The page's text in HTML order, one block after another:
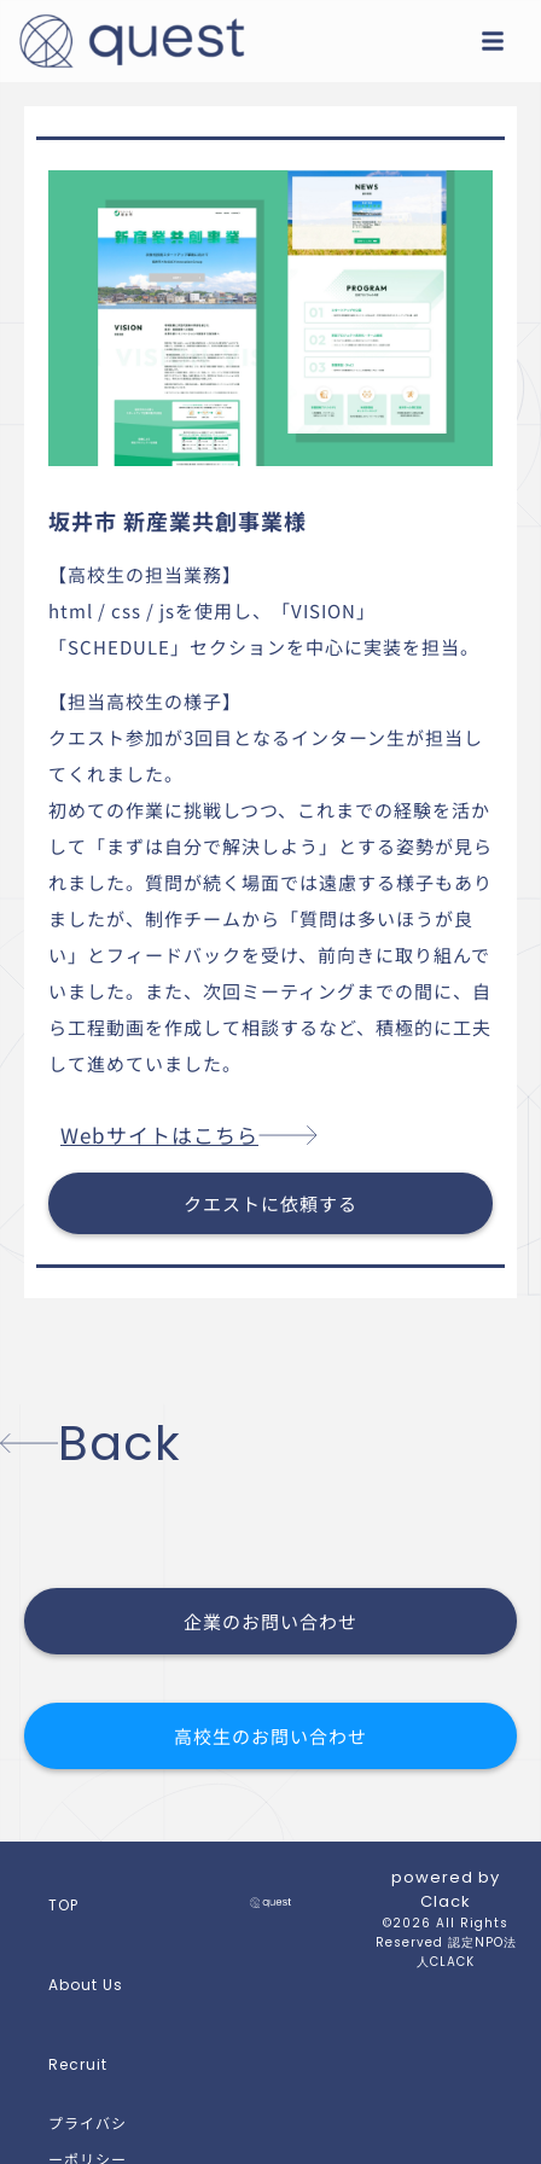
坂井市 新産業共創事業様
【高校生の担当業務】
html / css / jsを使用し、「VISION」
「SCHEDULE」セクションを中心に実装を担当。
【担当高校生の様子】
クエスト参加が3回目となるインターン生が担当し
てくれました。
初めての作業に挑戦しつつ、これまでの経験を活か
して「まずは自分で解決しよう」とする姿勢が見ら
れました。質問が続く場面では遠慮する様子もあり
ましたが、制作チームから「質問は多いほうが良
い」とフィードバックを受け、前向きに取り組んで
いました。また、次回ミーティングまでの間に、自
ら工程動画を作成して相談するなど、積極的に工夫
して進めていました。
Webサイトはこちら
クエストに依頼する
Back
企業のお問い合わせ
高校生のお問い合わせ
TOP
About Us
Recruit
プライバシ
ーポリシー
powered by
Clack
©2026 All Rights
Reserved 認定NPO法
人CLACK